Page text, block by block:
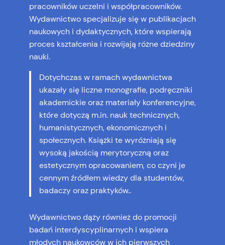
pracowników uczelni i współpracowników.
Wydawnictwo specjalizuje się w publikacjach
naukowych i dydaktycznych, które wspierają
proces kształcenia i rozwijają różne dziedziny
nauki.
Dotychczas w ramach wydawnictwa
ukazały się liczne monografie, podręczniki
akademickie oraz materiały konferencyjne,
które dotyczą m.in. nauk technicznych,
humanistycznych, ekonomicznych i
społecznych. Książki te wyróżniają się
wysoką jakością merytoryczną oraz
estetycznym opracowaniem, co czyni je
cennym źródłem wiedzy dla studentów,
badaczy oraz praktyków..
Wydawnictwo dąży również do promocji
badań interdyscyplinarnych i wspiera
młodych naukowców w ich pierwszych